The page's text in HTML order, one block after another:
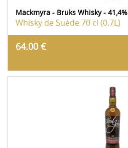
Mackmyra - Bruks Whisky - 41,4%
Whisky de Suède70 cl (0.7L)
64.00 €